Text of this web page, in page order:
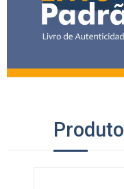
Livro de